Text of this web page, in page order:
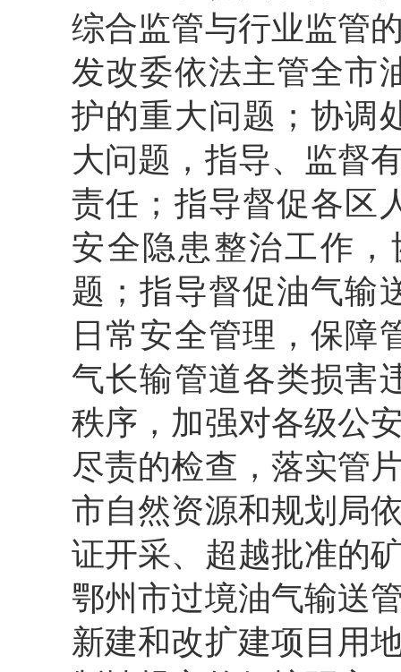
综合监管与行业监管
发改委依法主管全市
护的重大问题；协调
大问题，指导、监督
责任；指导督促各区
安全隐患整治工作
题；指导督促油气输
日常安全管理，保障
气长输管道各类损害
秩序，加强对各级公
尽责的检查，落实管
市自然资源和规划局
证开采、超越批准的
鄂州市过境油气输送
新建和改扩建项目用